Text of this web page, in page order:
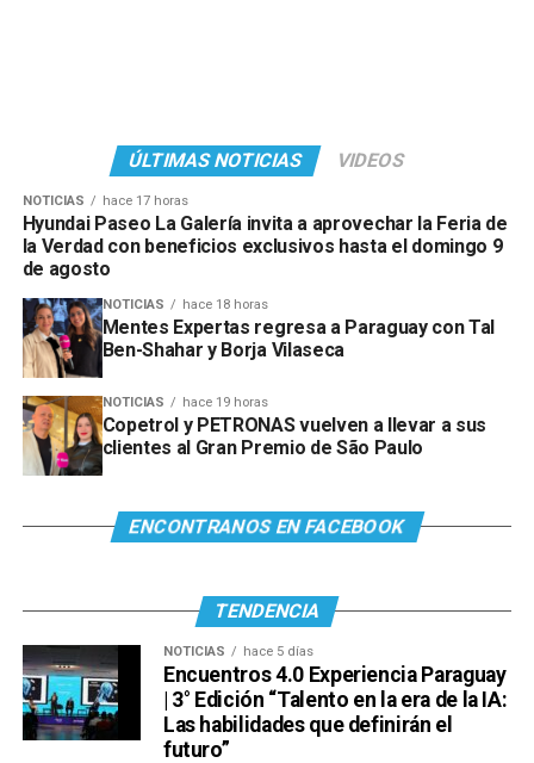
ÚLTIMAS NOTICIAS VIDEOS
NOTICIAS hace 17 horas
Hyundai Paseo La Galería invita a aprovechar la Feria de
la Verdad con beneficios exclusivos hasta el domingo 9
de agosto
NOTICIAS hace 18 horas
Mentes Expertas regresa a Paraguay con Tal
Ben-Shahar y Borja Vilaseca
NOTICIAS hace 19 horas
Copetrol y PETRONAS vuelven a llevar a sus
clientes al Gran Premio de São Paulo
ENCONTRANOS EN FACEBOOK
TENDENCIA
NOTICIAS hace 5 días
Encuentros 4.0 Experiencia Paraguay
| 3° Edición “Talento en la era de la IA:
Las habilidades que definirán el
futuro”